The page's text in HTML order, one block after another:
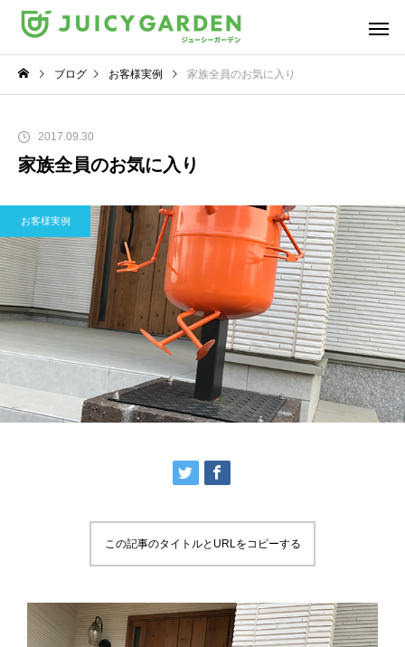
ブログ お客様実例 家族全員のお気に入り
2017.09.30
家族全員のお気に入り
お客様実例
この記事のタイトルとURLをコピーする